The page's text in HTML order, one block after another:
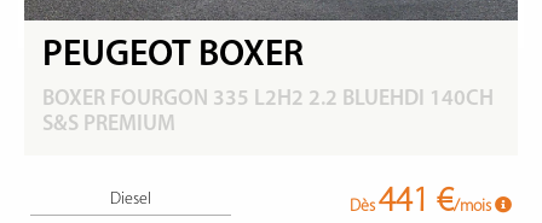
PEUGEOT BOXER
BOXER FOURGON 335 L2H2 2.2 BLUEHDI 140CH
S&S PREMIUM
Diesel
Dès 441 €/mois